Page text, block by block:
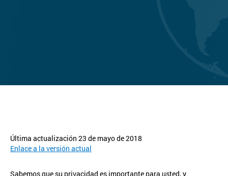
Última actualización 23 de mayo de 2018
Enlace a la versión actual
Sabemos que su privacidad es importante para usted, y